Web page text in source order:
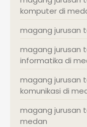
komputer di
magang jurusan
magang jurusan
informatika di
magang jurusan
komunikasi di
magang jurusan
medan